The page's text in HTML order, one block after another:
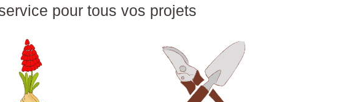
pour tous vos projets